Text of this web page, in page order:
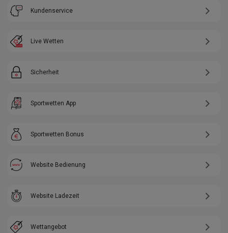
Kundenservice
Live Wetten
Sicherheit
Sportwetten App
Sportwetten Bonus
Website Bedienung
Website Ladezeit
Wettangebot